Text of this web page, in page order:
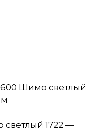
Шимо светлый
1722 —